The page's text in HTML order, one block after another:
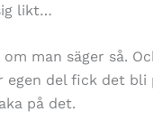
likt…
man säger så.
egen del fick det
på det.